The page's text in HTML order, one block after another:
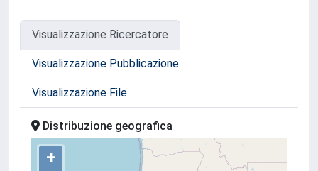
Visualizzazione Ricercatore
Visualizzazione Pubblicazione
Visualizzazione File
Distribuzione geografica
+